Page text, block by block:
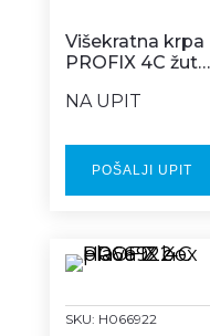
Višekratna krpa
PROFIX 4C žuta
NA UPIT
POŠALJI UPIT
SKU: H066922